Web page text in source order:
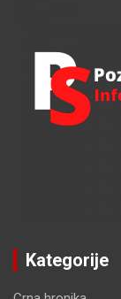
Kategorije